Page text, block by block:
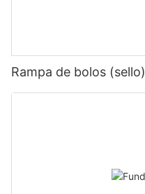
Rampa de bolos (sello)